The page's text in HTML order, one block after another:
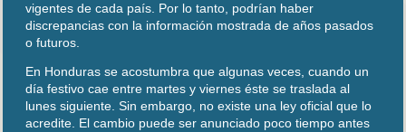
vigentes de cada país. Por lo tanto, podrían haber
discrepancias con la información mostrada de años pasados
o futuros.
En Honduras se acostumbra que algunas veces, cuando un
día festivo cae entre martes y viernes éste se traslada al
lunes siguiente. Sin embargo, no existe una ley oficial que lo
acredite. El cambio puede ser anunciado poco tiempo antes